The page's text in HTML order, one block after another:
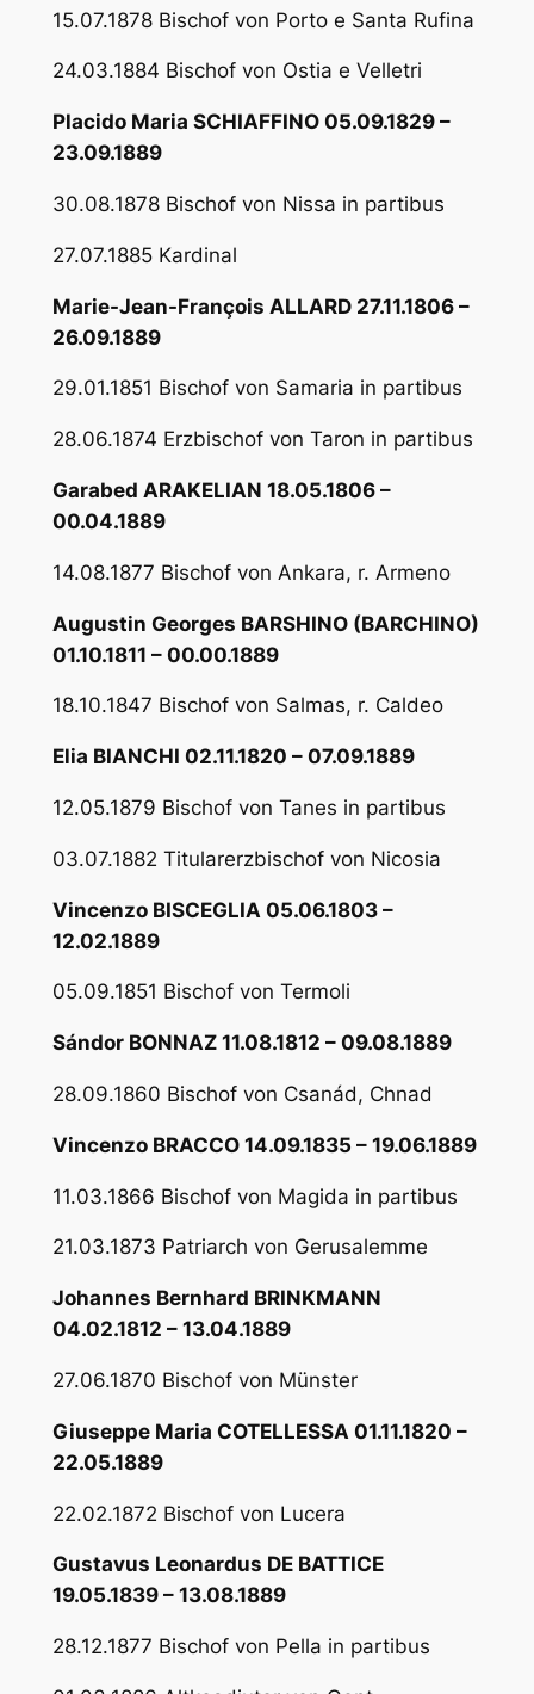
15.07.1878 Bischof von Porto e Santa Rufina
24.03.1884 Bischof von Ostia e Velletri
Placido Maria SCHIAFFINO 05.09.1829 –
23.09.1889
30.08.1878 Bischof von Nissa in partibus
27.07.1885 Kardinal
Marie-Jean-François ALLARD 27.11.1806 –
26.09.1889
29.01.1851 Bischof von Samaria in partibus
28.06.1874 Erzbischof von Taron in partibus
Garabed ARAKELIAN 18.05.1806 –
00.04.1889
14.08.1877 Bischof von Ankara, r. Armeno
Augustin Georges BARSHINO (BARCHINO)
01.10.1811 – 00.00.1889
18.10.1847 Bischof von Salmas, r. Caldeo
Elia BIANCHI 02.11.1820 – 07.09.1889
12.05.1879 Bischof von Tanes in partibus
03.07.1882 Titularerzbischof von Nicosia
Vincenzo BISCEGLIA 05.06.1803 –
12.02.1889
05.09.1851 Bischof von Termoli
Sándor BONNAZ 11.08.1812 – 09.08.1889
28.09.1860 Bischof von Csanád, Chnad
Vincenzo BRACCO 14.09.1835 – 19.06.1889
11.03.1866 Bischof von Magida in partibus
21.03.1873 Patriarch von Gerusalemme
Johannes Bernhard BRINKMANN
04.02.1812 – 13.04.1889
27.06.1870 Bischof von Münster
Giuseppe Maria COTELLESSA 01.11.1820 –
22.05.1889
22.02.1872 Bischof von Lucera
Gustavus Leonardus DE BATTICE
19.05.1839 – 13.08.1889
28.12.1877 Bischof von Pella in partibus